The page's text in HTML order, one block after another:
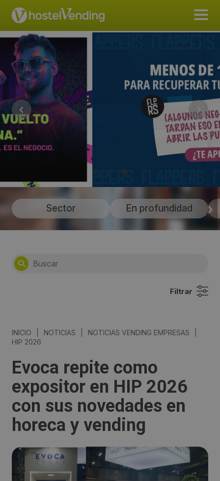
Sector En profundidad
Filtrar
INICIO NOTICIAS NOTICIAS VENDING EMPRESAS
HIP 2026
Evoca repite como
expositor en HIP 2026
con sus novedades en
horeca y vending